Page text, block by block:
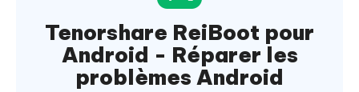
Tenorshare ReiBoot pour
Android - Réparer les
problèmes Android